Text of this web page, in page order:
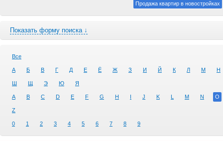
Продажа квартир в новостройках
Показать форму поиска ↓
Все
А Б В Г Д Е Ё Ж З И Й К Л М Н
Ш Щ Э Ю Я
A B C D E F G H I J K L M N O
Z
0 1 2 3 4 5 6 7 8 9